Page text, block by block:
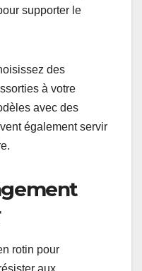
vertical.
pour résister à
rotin offrent une
légers et
de réorganiser
que les étagères